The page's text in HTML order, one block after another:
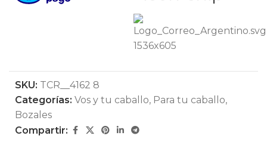
SKU: TCR__4162 8
Categorías: Vos y tu caballo, Para tu caballo,
Bozales
Compartir: